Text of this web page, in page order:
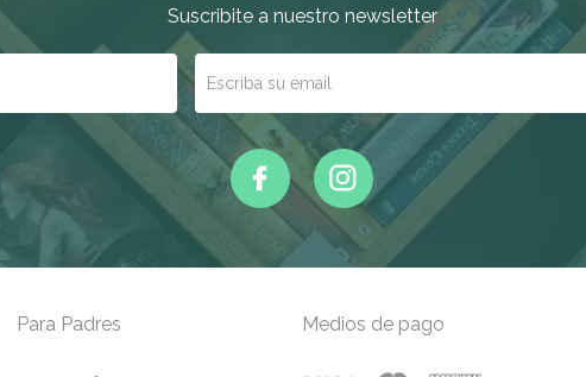
Suscribite a nuestro newsletter
Para Padres Medios de pago